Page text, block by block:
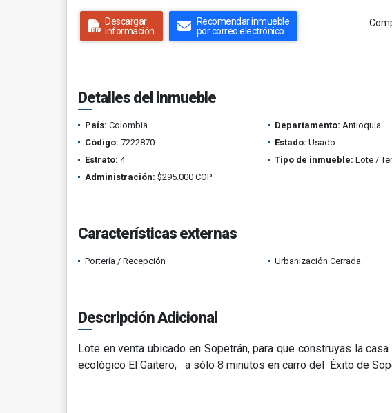
Descargar
información
Recomendar inmueble
por correo electrónico
Detalles del inmueble
País: Colombia Departamento: Antioquia
Código: 7222870 Estado: Usado
Estrato: 4 Tipo de inmueble: Lote /
Administración: $295.000 COP
Características externas
Portería / Recepción Urbanización Cerrada
Descripción Adicional
Lote en venta ubicado en Sopetrán, para que construyas la
ecológico El Gaitero, a sólo 8 minutos en carro del Éxito de